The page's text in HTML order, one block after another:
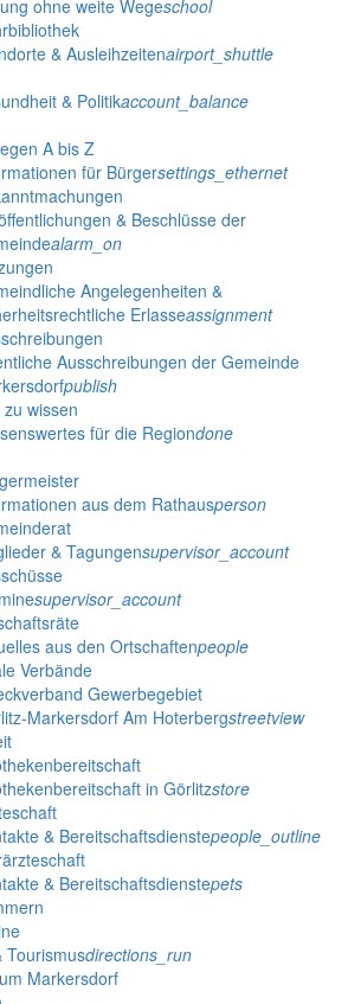
ohne weite Wegeschool
& Ausleihzeitenairport_shuttle
& Politikaccount_balance
A bis Z
für Bürgersettings_ethernet
& Beschlüsse der
alarm_on
Angelegenheiten &
Erlasseassignment
Ausschreibungen der Gemeinde
publish
wissen
für die Regiondone
aus dem Rathausperson
& Tagungensupervisor_account
supervisor_account
aus den Ortschaftenpeople
Verbände
Gewerbegebiet
Markersdorf Am Hoterbergstreetview
in Görlitzstore
& Bereitschaftsdienstepeople_outline
& Bereitschaftsdienstepets
Tourismusdirections_run
Markersdorf